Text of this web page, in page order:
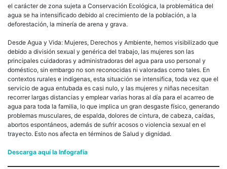
el carácter de zona sujeta a Conservación Ecológica, la problemática del
agua se ha intensificado debido al crecimiento de la población, a la
deforestación, la minería de arena y grava.
Desde Agua y Vida: Mujeres, Derechos y Ambiente, hemos visibilizado que
debido a división sexual y genérica del trabajo, las mujeres son las
principales cuidadoras y administradoras del agua para uso personal y
doméstico, sin embargo no son reconocidas ni valoradas como tales. En
contextos rurales e indígenas, esta situación se intensifica, toda vez que el
servicio de agua entubada es casi nulo, y las mujeres y niñas necesitan
recorrer largas distancias y emplear varias horas al día para el acarreo de
agua para toda la familia, lo que implica un gran desgaste físico, generando
problemas musculares, de espalda, dolores de cintura, de cabeza, caídas,
abortos espontáneos, además de sufrir acosos o violencia sexual en el
trayecto. Esto nos afecta en términos de Salud y dignidad.
Descarga aquí la Infografía